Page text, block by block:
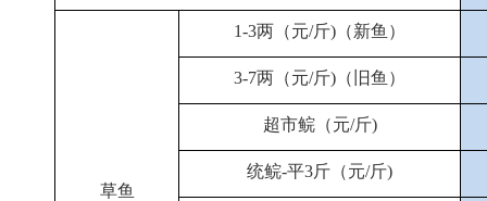
草鱼
1-3两（元/斤)（新鱼）
3-7两（元/斤)（旧鱼）
超市鲩（元/斤)
统鲩-平3斤（元/斤)